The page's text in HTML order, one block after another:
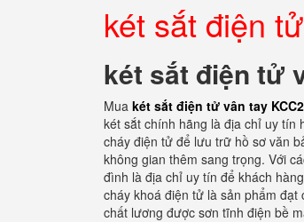
két sắt điện
két sắt điện tử
Mua két sắt điện tử vân tay
két sắt chính hãng là địa chỉ uy tín
cháy điện tử để lưu trữ hồ sơ văn
không gian thêm sang trọng. Với
đình là địa chỉ uy tín để khách
cháy khoá điện tử là sản phẩm
chất lương được sơn tĩnh điện bề